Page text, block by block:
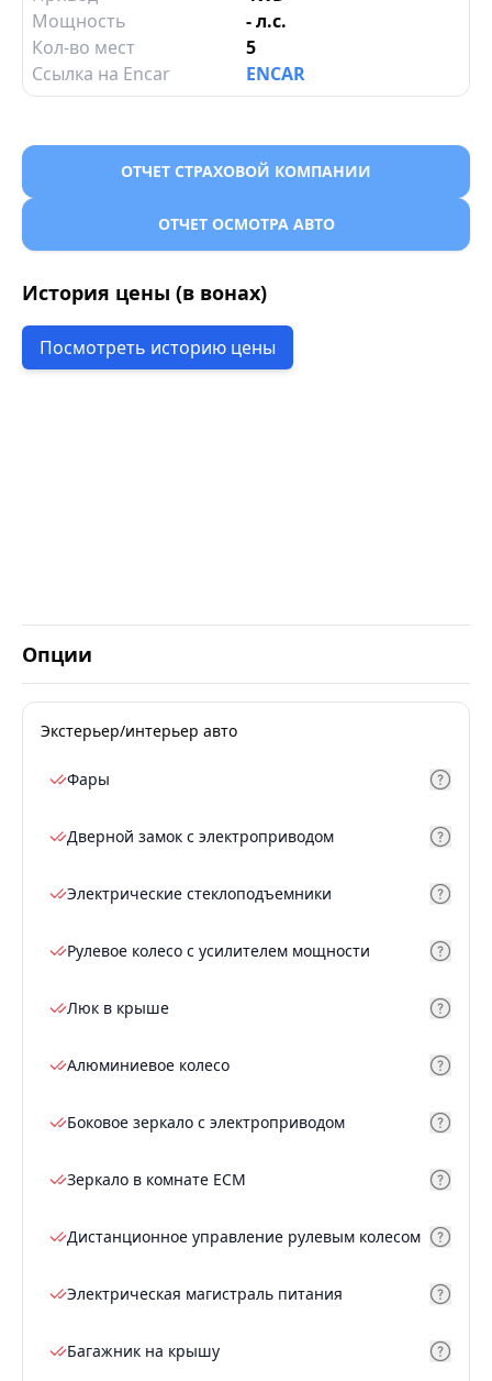
Мощность
- л.с.
Кол-во мест
5
Ссылка на Encar
ENCAR
ОТЧЕТ СТРАХОВОЙ КОМПАНИИ
ОТЧЕТ ОСМОТРА АВТО
История цены (в вонах)
Посмотреть историю цены
Опции
Экстерьер/интерьер авто
Фары
Дверной замок с электроприводом
Электрические стеклоподъемники
Рулевое колесо с усилителем мощности
Люк в крыше
Алюминиевое колесо
Боковое зеркало с электроприводом
Зеркало в комнате ECM
Дистанционное управление рулевым колесом
Электрическая магистраль питания
Багажник на крышу